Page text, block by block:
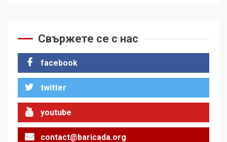
Свържете се с нас
facebook
twitter
youtube
contact@baricada.org